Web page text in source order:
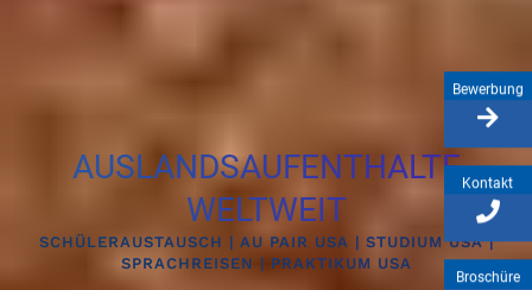
AUSLANDSAUFENTHALTE
WELTWEIT
SCHÜLERAUSTAUSCH | AU PAIR USA | STUDIUM USA |
SPRACHREISEN | PRAKTIKUM USA
Bewerbung
Kontakt
Broschüre